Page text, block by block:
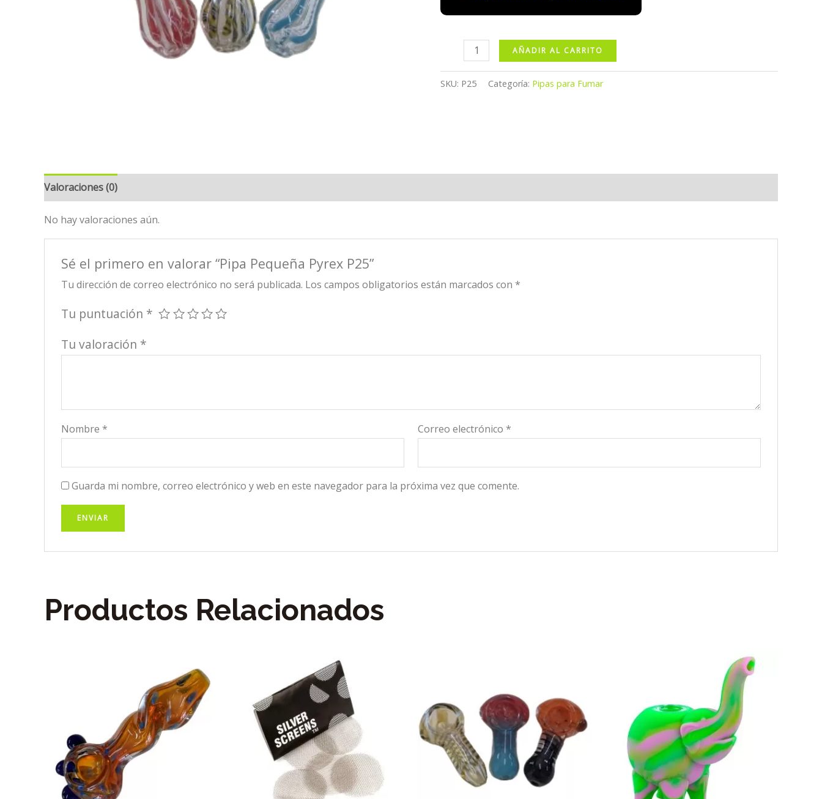
Pequeña
Pyrex
AÑADIR AL CARRITO
SKU: P25 Categoría: Pipas para Fumar
Valoraciones (0)
No hay valoraciones aún.
Sé el primero en valorar “Pipa Pequeña Pyrex P25”
Tu dirección de correo electrónico no será publicada. Los campos obligatorios están marcados con *
Tu puntuación *
Tu valoración *
Nombre * Correo electrónico *
Guarda mi nombre, correo electrónico y web en este navegador para la próxima vez que comente.
Productos Relacionados